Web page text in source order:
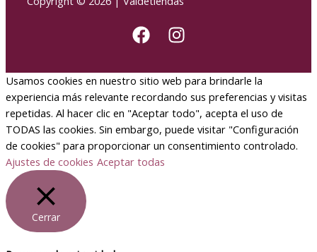
Usamos cookies en nuestro sitio web para brindarle la
experiencia más relevante recordando sus preferencias y visitas
repetidas. Al hacer clic en "Aceptar todo", acepta el uso de
TODAS las cookies. Sin embargo, puede visitar "Configuración
de cookies" para proporcionar un consentimiento controlado.
Ajustes de cookies Aceptar todas
Cerrar